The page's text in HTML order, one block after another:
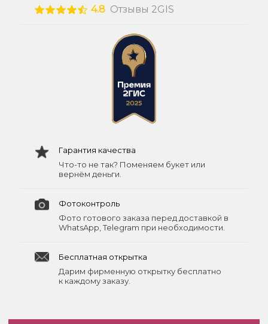
4.8 Отзывы 2GIS
Гарантия качества
Что-то не так? Поменяем букет или
вернём деньги.
Фотоконтроль
Фото готового заказа перед доставкой в
WhatsApp, Telegram при необходимости.
Бесплатная открытка
Дарим фирменную открытку бесплатно
к каждому заказу.